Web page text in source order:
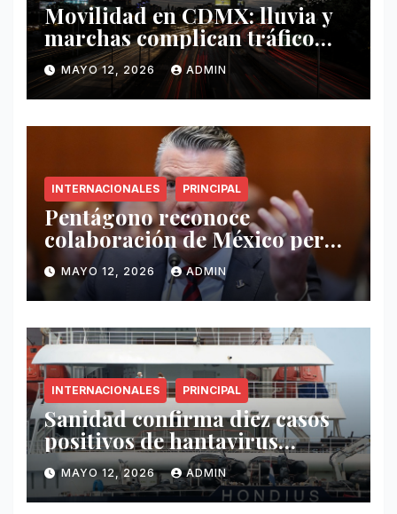
Movilidad en CDMX: lluvia y
marchas complican tráfico
este 12 de mayo
MAYO 12, 2026 ADMIN
INTERNACIONALES PRINCIPAL
Pentágono reconoce
colaboración de México pero
exige mayor operatividad
antidrogas
MAYO 12, 2026 ADMIN
INTERNACIONALES PRINCIPAL
Sanidad confirma diez casos
positivos de hantavirus
vinculados al crucero MV
Hondius
MAYO 12, 2026 ADMIN